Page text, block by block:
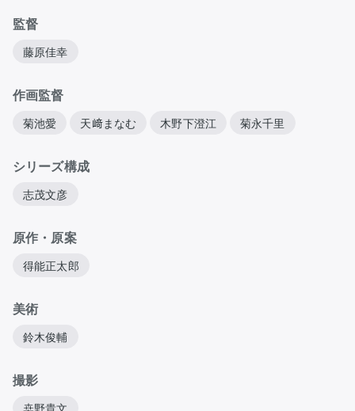
監督
藤原佳幸
作画監督
菊池愛 天﨑まなむ 木野下澄江 菊永千里
シリーズ構成
志茂文彦
原作・原案
得能正太郎
美術
鈴木俊輔
撮影
桒野貴文